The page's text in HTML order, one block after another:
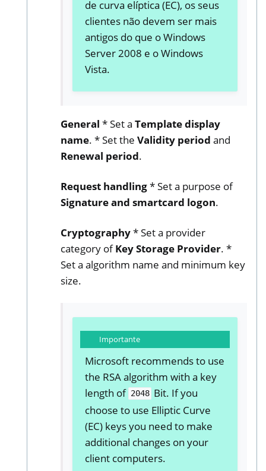
de curva elíptica (EC), os seus
clientes não devem ser mais
antigos do que o Windows
Server 2008 e o Windows
Vista.
General * Set a Template display
name. * Set the Validity period and
Renewal period.
Request handling* Set a purpose of
Signature and smartcard logon.
Cryptography* Set a provider
category ofKey Storage Provider. *
Set a algorithm name and minimum key
size.
Importante
Microsoft recommends to use
the RSA algorithm with a key
length of 2048 Bit. If you
choose to use Elliptic Curve
(EC) keys you need to make
additional changes on your
client computers.